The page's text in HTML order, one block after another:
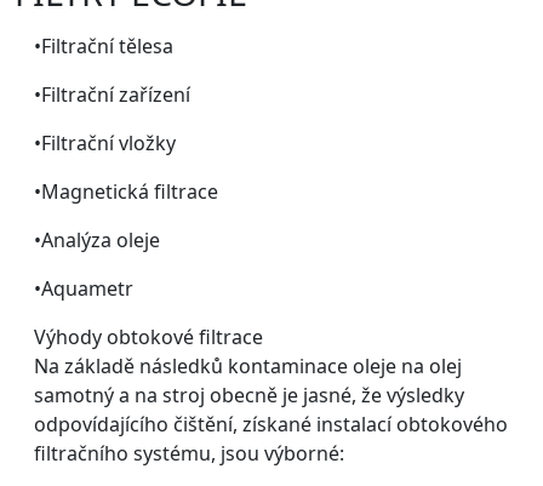
•Filtrační tělesa
•Filtrační zařízení
•Filtrační vložky
•Magnetická filtrace
•Analýza oleje
•Aquametr
Výhody obtokové filtrace
Na základě následků kontaminace oleje na olej
samotný a na stroj obecně je jasné, že výsledky
odpovídajícího čištění, získané instalací obtokového
filtračního systému, jsou výborné: